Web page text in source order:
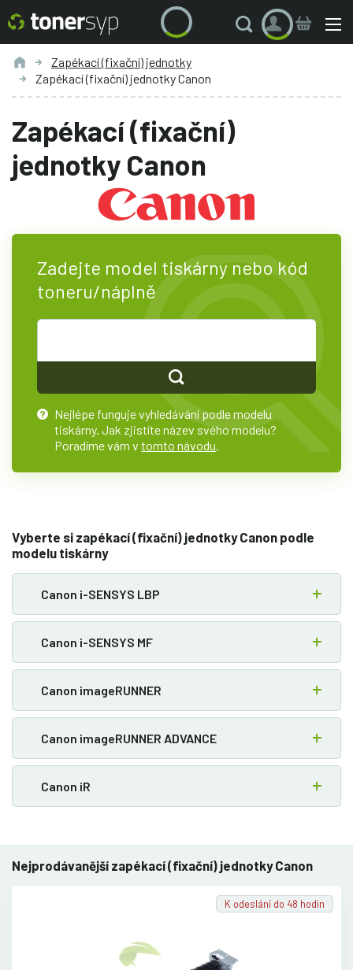
Zapékací (fixační) jednotky
Zapékací (fixační) jednotky Canon
Zapékací (fixační)
jednotky Canon
Zadejte model tiskárny nebo kód
toneru/náplně
?
Nejlépe funguje vyhledávání podle modelu
tiskárny. Jak zjistíte název svého modelu?
Poradíme vám vtomto návodu
Vyberte si zapékací (fixační) jednotky Canon podle
modelu tiskárny
Canon i-SENSYS LBP
Canon i-SENSYS MF
Canon imageRUNNER
Canon imageRUNNER ADVANCE
Canon iR
Nejprodávanější zapékací (fixační) jednotky Canon
K odeslání do 48 hodin